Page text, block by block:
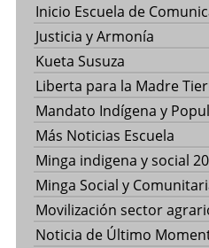
Inicio Escuela de
Justicia y Armonía
Kueta Susuza
Liberta para la Madre
Mandato Indígena y
Más Noticias Escuela
Minga indigena y social
Minga Social y
Movilización sector
Noticia de Último